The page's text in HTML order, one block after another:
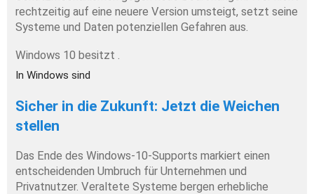
rechtzeitig auf eine neuere Version umsteigt, setzt seine
Systeme und Daten potenziellen Gefahren aus.
Windows 10 besitzt .
In Windows sind
Sicher in die Zukunft: Jetzt die Weichen
stellen
Das Ende des Windows-10-Supports markiert einen
entscheidenden Umbruch für Unternehmen und
Privatnutzer. Veraltete Systeme bergen erhebliche